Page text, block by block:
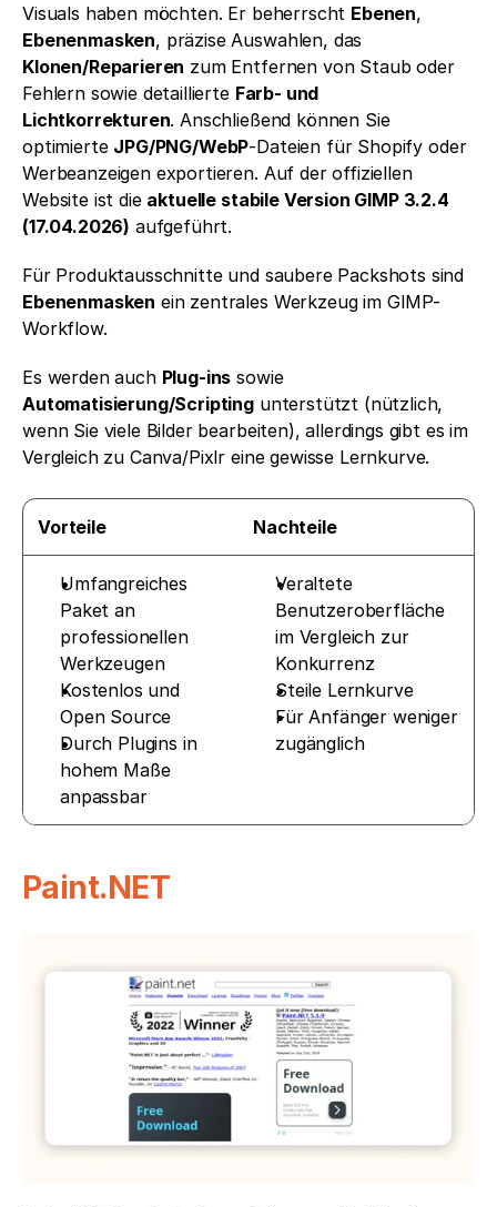
Visuals haben möchten. Er beherrscht Ebenen
Ebenenmasken
Klonen/Reparieren zum Entfernen von Staub oder
Fehlern sowie detaillierte Farb- und
Lichtkorrekturen. Anschließend können Sie
optimierte JPG/PNG/WebP-Dateien für Shopify oder
Werbeanzeigen exportieren. Auf der offiziellen
Website ist die aktuelle stabile Version GIMP 3.2.4
(17.04.2026) aufgeführt.
Ebenenmasken ein zentrales Werkzeug im GIMP-
Workflow.
Es werden auch Plug-ins
sowie
Automatisierung/Scripting unterstützt (nützlich,
wenn Sie viele Bilder bearbeiten), allerdings gibt es im
Vergleich zu Canva/Pixlr eine gewisse Lernkurve.
Vorteile Nachteile
Umfangreiches
Paket an
professionellen
Werkzeugen
Kostenlos und
Open Source
Durch Plugins in
hohem Maße
anpassbar
Veraltete
Benutzeroberfläche
im Vergleich zur
Konkurrenz
Steile Lernkurve
Für Anfänger weniger
zugänglich
Paint.NET